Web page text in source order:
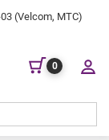
(Velcom, МТС)
0